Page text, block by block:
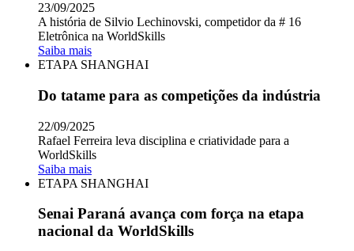
23/09/2025
A história de Silvio Lechinovski, competidor da # 16
Eletrônica na WorldSkills
Saiba mais
ETAPA SHANGHAI
Do tatame para as competições da indústria
22/09/2025
Rafael Ferreira leva disciplina e criatividade para a
WorldSkills
Saiba mais
ETAPA SHANGHAI
Senai Paraná avança com força na etapa
nacional da WorldSkills